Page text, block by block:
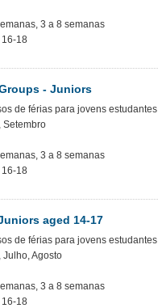
3 a 8 semanas
16-18
- Juniors
de férias para jovens estudantes
Setembro
3 a 8 semanas
16-18
aged 14-17
de férias para jovens estudantes
Julho, Agosto
3 a 8 semanas
16-18